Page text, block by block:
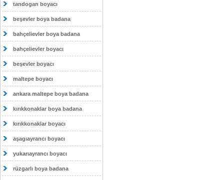
tandogan boyacı
beşevler boya badana
bahçelievler boya badana
bahçelievler boyacı
beşevler boyacı
maltepe boyacı
ankara maltepe boya badana
kırıkkonaklar boya badana
kırıkkonaklar boyacı
aşagıayrancı boyacı
yukarıayrancı boyacı
rüzgarlı boya badana